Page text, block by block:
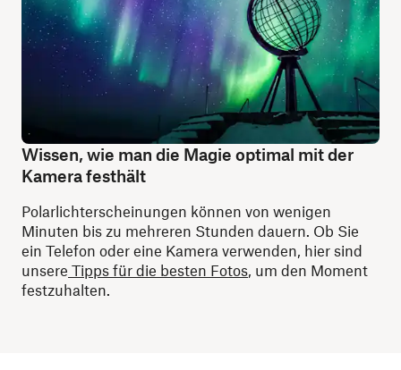
Wissen, wie man die Magie optimal mit der
Kamera festhält
Polarlichterscheinungen können von wenigen
Minuten bis zu mehreren Stunden dauern. Ob Sie
ein Telefon oder eine Kamera verwenden, hier sind
unsere Tipps für die besten Fotos , um den Moment
festzuhalten.